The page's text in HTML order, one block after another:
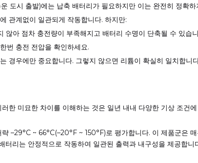
도시 출발)에는 납축 배터리가 필요하지만 이는 완전히 정확하
관계없이 일관되게 작동합니다. 하지만:
않아 점차 충전량이 부족해지고 배터리 수명이 단축될 수 있습
번 충전 전압을 확인하세요.
경우에만 중요합니다. 그렇지 않으면 리튬이 확실히 일치합니
한 미묘한 차이를 이해하는 것은 일년 내내 다양한 ​​기상 조건
–29°C ~ 66°C(–20°F ~ 150°F)로 평가합니다. 이 제품군은
리는 안정적으로 작동하여 일관된 출력과 내구성을 제공합니